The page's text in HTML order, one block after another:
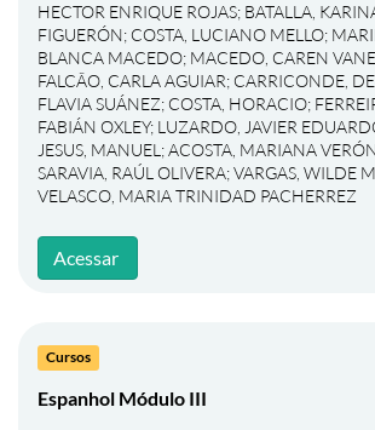
HECTOR ENRIQUE ROJAS; BATALLA,
FIGUERÓN; COSTA, LUCIANO MELLO;
BLANCA MACEDO; MACEDO, CAREN
FALCÃO, CARLA AGUIAR; CARRICONDE,
FLAVIA SUÁNEZ; COSTA, HORACIO;
FABIÁN OXLEY; LUZARDO, JAVIER
JESUS, MANUEL ;ACOSTA, MARIANA
SARAVIA, RAÚL OLIVERA;VARGAS, WILDE
VELASCO, MARIA TRINIDAD PACHERREZ
Acessar
Cursos
Espanhol Módulo III